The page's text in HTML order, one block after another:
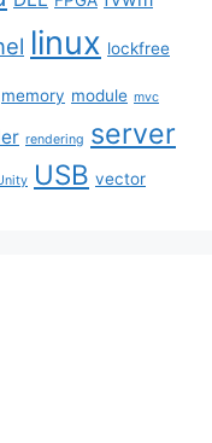
linux lockfree
memory module mvc
rendering server
USB vector